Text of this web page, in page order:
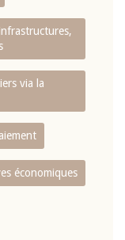
via la
économiques